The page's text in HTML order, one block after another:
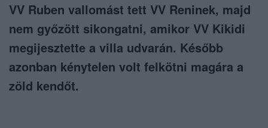
VV Ruben vallomást tett VV Reninek, majd
nem győzött sikongatni, amikor VV Kikidi
megijesztette a villa udvarán. Később
azonban kénytelen volt felkötni magára a
zöld kendőt.